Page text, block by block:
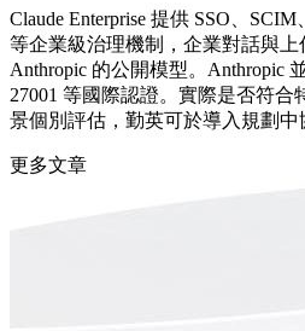
Claude Enterprise 提供 SSO、
等企業級治理機制，企業對話與
Anthropic 的公開模型。Anthropic
27001 等國際認證。實際是否符
景個別評估，勤英可於導入規劃中
更多文章